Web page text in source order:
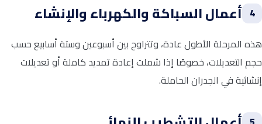
4 أعمال السباكة والكهرباء والإنشاء
هذه المرحلة الأطول عادة، وتتراوح بين أسبوعين وستة أسابيع حسب
حجم التعديلات، خصوصًا إذا شملت إعادة تمديد كاملة أو تعديلات
إنشائية في الجدران الحاملة.